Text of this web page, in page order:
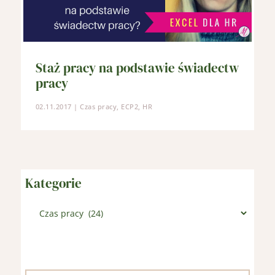
Staż pracy na podstawie świadectw
pracy
02.11.2017 |Czas pracy ECP2 HR
Kategorie
Kategorie